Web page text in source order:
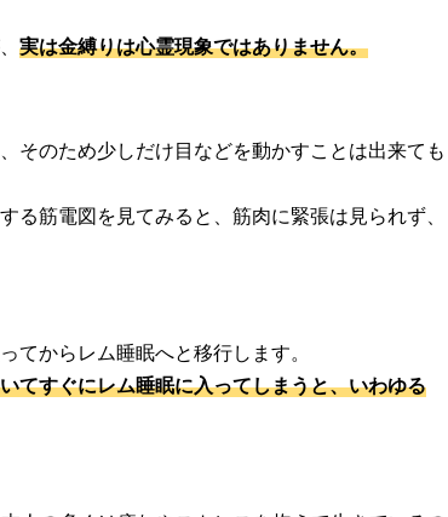
実は金縛りは心霊現象ではありません。
そのため少しだけ目などを動かすことは出来ても
筋電図を見てみると、筋肉に緊張は見られず、
てからレム睡眠へと移行します。
てすぐにレム睡眠に入ってしまうと、いわゆる